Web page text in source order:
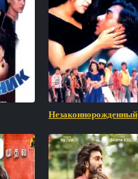
Незаконнорожденный